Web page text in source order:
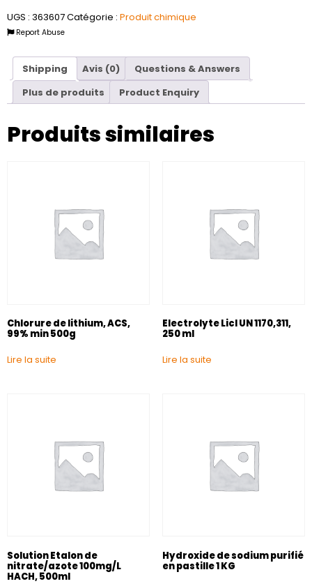
UGS : 363607Catégorie : Produit chimique
Report Abuse
Shipping Avis (0)
Questions & Answers
Plus de produits
Product Enquiry
Produits similaires
Chlorure de lithium, ACS,
99% min 500g
Lire la suite
Electrolyte Licl UN 1170,311,
250 ml
Lire la suite
Solution Etalon de
nitrate/azote 100mg/L
HACH, 500ml
Hydroxide de sodium purifié
en pastille 1 KG